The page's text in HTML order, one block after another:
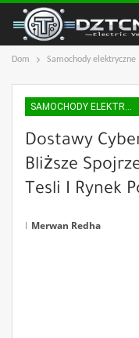
Dom Samochody elektryczne
SAMOCHODY ELEKTRYCZNE
Dostawy
Bliższe
Tesli I Rynek
Merwan Redha